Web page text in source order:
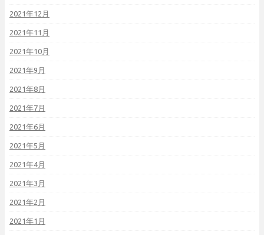
2021年12月
2021年11月
2021年10月
2021年9月
2021年8月
2021年7月
2021年6月
2021年5月
2021年4月
2021年3月
2021年2月
2021年1月